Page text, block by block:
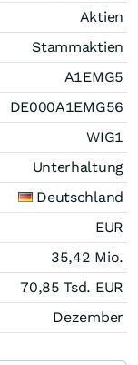
Aktien
Stammaktien
A1EMG5
DE000A1EMG56
WIG1
Unterhaltung
Deutschland
EUR
35,42 Mio.
70,85 Tsd. EUR
Dezember